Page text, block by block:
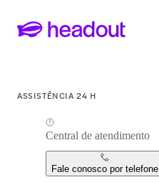
ASSISTÊNCIA 24 H
Central de atendimento
Fale conosco por telefone